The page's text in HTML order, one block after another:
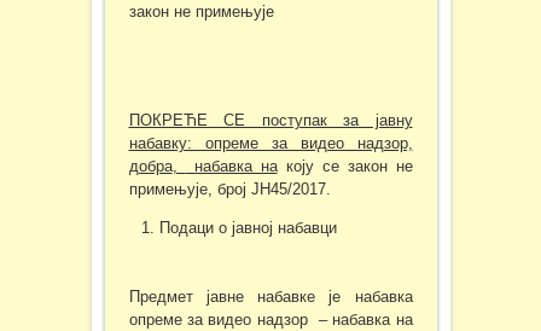
закон не примењује
ПОКРЕЋЕ СЕ поступак за јавну
набавку: опреме за видео надзор,
добра, набавка накоју се закон не
примењује, број ЈН45/2017.
Подаци о јавној набавци
Предмет јавне набавке је набавка
опреме за видео надзор – набавка на